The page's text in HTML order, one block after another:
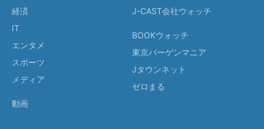
経済
IT
エンタメ
スポーツ
メディア
動画
J-CAST会社ウォッチ
BOOKウォッチ
東京バーゲンマニア
Jタウンネット
ゼロまる